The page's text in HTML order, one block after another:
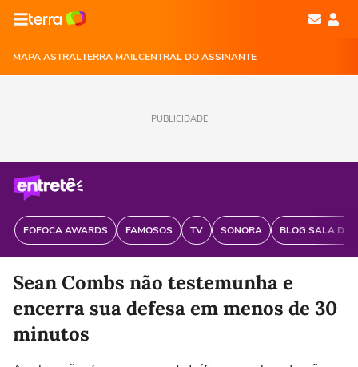
MAPA ASTRALTERRA MAILCENTRAL DO ASSINANTE
PUBLICIDADE
FOFOCA AWARDS FAMOSOS TV SONORA BLOG SALA DE
Sean Combs não testemunha e
encerra sua defesa em menos de 30
minutos